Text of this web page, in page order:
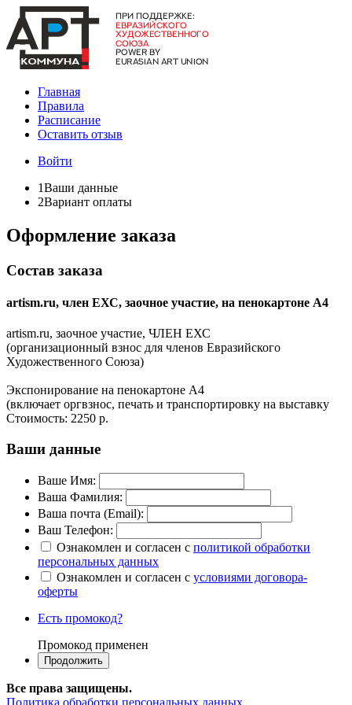
Главная
Правила
Расписание
Оставить отзыв
Войти
1Ваши данные
2Вариант оплаты
Оформление заказа
Состав заказа
artism.ru, член ЕХС, заочное участие, на пенокартоне А4
artism.ru, заочное участие, ЧЛЕН ЕХС
(организационный взнос для членов Евразийского
Художественного Союза)
Экспонирование на пенокартоне А4
(включает оргвзнос, печать и транспортировку на выставку
Стоимость: 2250 р.
Ваши данные
Ваше Имя:
Ваша Фамилия:
Ваша почта (Email):
Ваш Телефон:
Ознакомлен и согласен с политикой обработки
персональных данных
Ознакомлен и согласен с условиями договора-
оферты
Есть промокод?
Промокод применен
Все права защищены.
Политика обработки персональных данных